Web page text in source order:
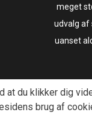
meget
udvalg af
uanset
at du klikker dig
brug af